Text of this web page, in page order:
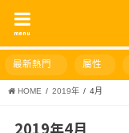
menu
最新熱門 屬性
HOME 2019年 4月
2019年4月